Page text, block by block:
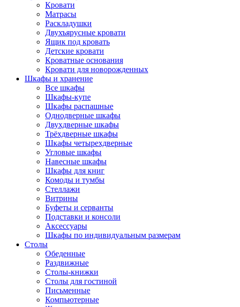
Кровати
Матрасы
Раскладушки
Двухъярусные кровати
Ящик под кровать
Детские кровати
Кроватные основания
Кровати для новорожденных
Шкафы и хранение
Все шкафы
Шкафы-купе
Шкафы распашные
Однодверные шкафы
Двухдверные шкафы
Трёхдверные шкафы
Шкафы четырехдверные
Угловые шкафы
Навесные шкафы
Шкафы для книг
Комоды и тумбы
Стеллажи
Витрины
Буфеты и серванты
Подставки и консоли
Аксессуары
Шкафы по индивидуальным размерам
Столы
Обеденные
Раздвижные
Столы-книжки
Столы для гостиной
Письменные
Компьютерные